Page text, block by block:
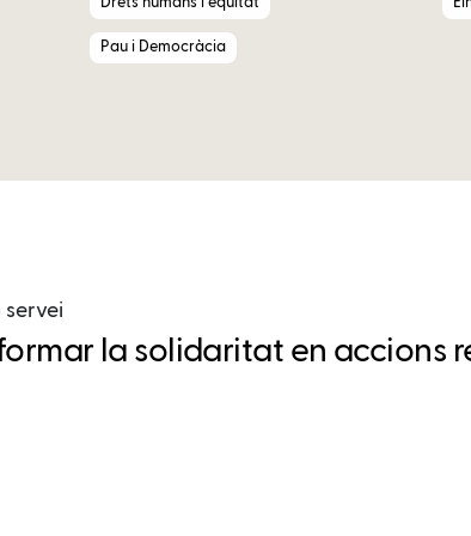
Pau i Democràcia
servei
la solidaritat en accions